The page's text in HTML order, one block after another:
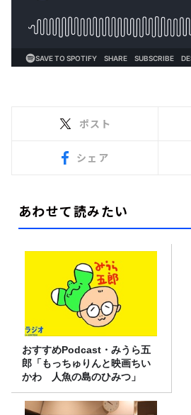
ポスト
シェア
あわせて読みたい
おすすめPodcast・みうら五
郎「もっちゅりんと映画ちい
かわ 人魚の島のひみつ」